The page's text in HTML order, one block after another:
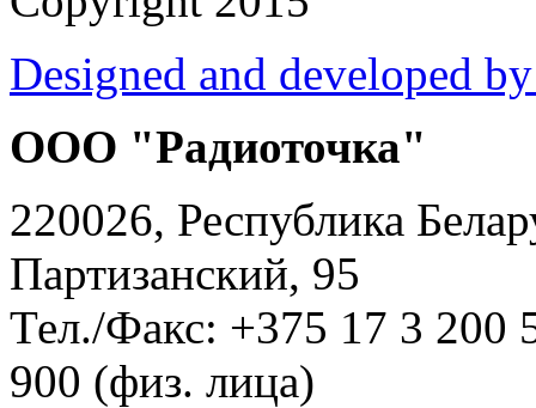
Designed and developed
ООО "Радиоточка"
220026, Республика
Партизанский, 95
Тел./Факс: +375 17 3
900 (физ. лица)